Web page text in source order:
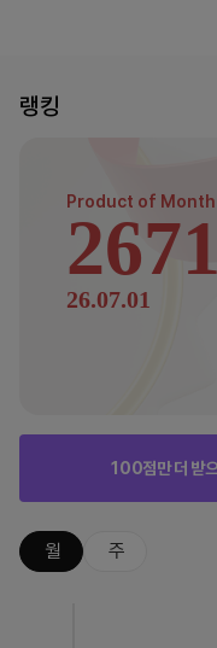
랭킹
Product of Month
26.07.01
100점만 더 받
월 주